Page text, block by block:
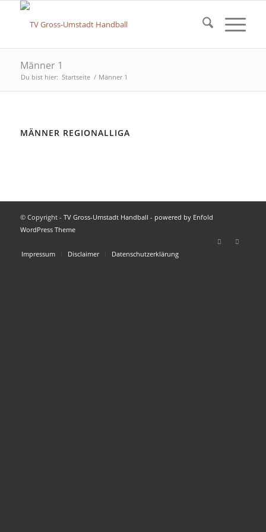
Männer 1
Du bist hier: Startseite / Männer 1
MÄNNER REGIONALLIGA
© Copyright - TV Gross-Umstadt Handball - powered by Enfold
WordPress Theme
Impressum Disclaimer Datenschutzerklärung